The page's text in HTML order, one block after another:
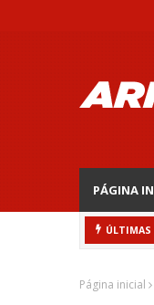
PÁGINA
Página inicial